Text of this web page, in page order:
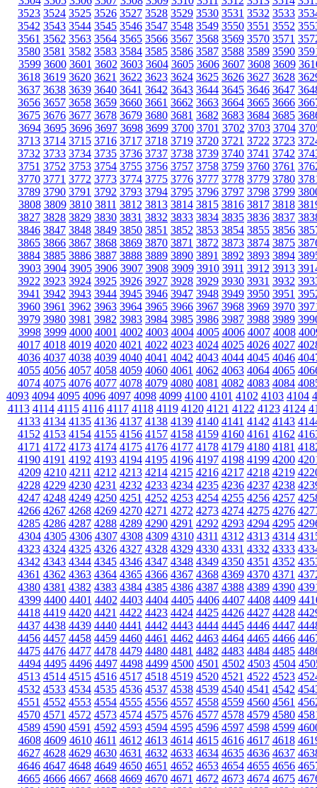
3523 3524 3525 3526 3527 3528 3529 3530 3531 3532 3533
3542 3543 3544 3545 3546 3547 3548 3549 3550 3551 3552
3561 3562 3563 3564 3565 3566 3567 3568 3569 3570 3571
3580 3581 3582 3583 3584 3585 3586 3587 3588 3589 3590
3599 3600 3601 3602 3603 3604 3605 3606 3607 3608 3609
3618 3619 3620 3621 3622 3623 3624 3625 3626 3627 3628
3637 3638 3639 3640 3641 3642 3643 3644 3645 3646 3647
3656 3657 3658 3659 3660 3661 3662 3663 3664 3665 3666
3675 3676 3677 3678 3679 3680 3681 3682 3683 3684 3685
3694 3695 3696 3697 3698 3699 3700 3701 3702 3703 3704
3713 3714 3715 3716 3717 3718 3719 3720 3721 3722 3723
3732 3733 3734 3735 3736 3737 3738 3739 3740 3741 3742
3751 3752 3753 3754 3755 3756 3757 3758 3759 3760 3761
3770 3771 3772 3773 3774 3775 3776 3777 3778 3779 3780
3789 3790 3791 3792 3793 3794 3795 3796 3797 3798 3799
3808 3809 3810 3811 3812 3813 3814 3815 3816 3817 3818
3827 3828 3829 3830 3831 3832 3833 3834 3835 3836 3837
3846 3847 3848 3849 3850 3851 3852 3853 3854 3855 3856
3865 3866 3867 3868 3869 3870 3871 3872 3873 3874 3875
3884 3885 3886 3887 3888 3889 3890 3891 3892 3893 3894
3903 3904 3905 3906 3907 3908 3909 3910 3911 3912 3913
3922 3923 3924 3925 3926 3927 3928 3929 3930 3931 3932
3941 3942 3943 3944 3945 3946 3947 3948 3949 3950 3951
3960 3961 3962 3963 3964 3965 3966 3967 3968 3969 3970
3979 3980 3981 3982 3983 3984 3985 3986 3987 3988 3989
3998 3999 4000 4001 4002 4003 4004 4005 4006 4007 4008
4017 4018 4019 4020 4021 4022 4023 4024 4025 4026 4027
4036 4037 4038 4039 4040 4041 4042 4043 4044 4045 4046
4055 4056 4057 4058 4059 4060 4061 4062 4063 4064 4065
4074 4075 4076 4077 4078 4079 4080 4081 4082 4083 4084
4093 4094 4095 4096 4097 4098 4099 4100 4101 4102 4103 4104
4113 4114 4115 4116 4117 4118 4119 4120 4121 4122 4123 4124
4133 4134 4135 4136 4137 4138 4139 4140 4141 4142 4143
4152 4153 4154 4155 4156 4157 4158 4159 4160 4161 4162
4171 4172 4173 4174 4175 4176 4177 4178 4179 4180 4181
4190 4191 4192 4193 4194 4195 4196 4197 4198 4199 4200
4209 4210 4211 4212 4213 4214 4215 4216 4217 4218 4219
4228 4229 4230 4231 4232 4233 4234 4235 4236 4237 4238
4247 4248 4249 4250 4251 4252 4253 4254 4255 4256 4257
4266 4267 4268 4269 4270 4271 4272 4273 4274 4275 4276
4285 4286 4287 4288 4289 4290 4291 4292 4293 4294 4295
4304 4305 4306 4307 4308 4309 4310 4311 4312 4313 4314
4323 4324 4325 4326 4327 4328 4329 4330 4331 4332 4333
4342 4343 4344 4345 4346 4347 4348 4349 4350 4351 4352
4361 4362 4363 4364 4365 4366 4367 4368 4369 4370 4371
4380 4381 4382 4383 4384 4385 4386 4387 4388 4389 4390
4399 4400 4401 4402 4403 4404 4405 4406 4407 4408 4409
4418 4419 4420 4421 4422 4423 4424 4425 4426 4427 4428
4437 4438 4439 4440 4441 4442 4443 4444 4445 4446 4447
4456 4457 4458 4459 4460 4461 4462 4463 4464 4465 4466
4475 4476 4477 4478 4479 4480 4481 4482 4483 4484 4485
4494 4495 4496 4497 4498 4499 4500 4501 4502 4503 4504
4513 4514 4515 4516 4517 4518 4519 4520 4521 4522 4523
4532 4533 4534 4535 4536 4537 4538 4539 4540 4541 4542
4551 4552 4553 4554 4555 4556 4557 4558 4559 4560 4561
4570 4571 4572 4573 4574 4575 4576 4577 4578 4579 4580
4589 4590 4591 4592 4593 4594 4595 4596 4597 4598 4599
4608 4609 4610 4611 4612 4613 4614 4615 4616 4617 4618
4627 4628 4629 4630 4631 4632 4633 4634 4635 4636 4637
4646 4647 4648 4649 4650 4651 4652 4653 4654 4655 4656
4665 4666 4667 4668 4669 4670 4671 4672 4673 4674 4675